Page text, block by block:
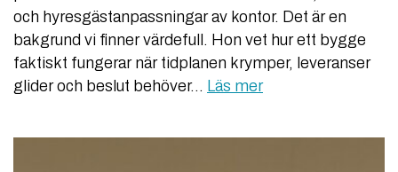
och hyresgästanpassningar av kontor. Det är en
bakgrund vi finner värdefull. Hon vet hur ett bygge
faktiskt fungerar när tidplanen krymper, leveranser
glider och beslut behöver… Läs mer